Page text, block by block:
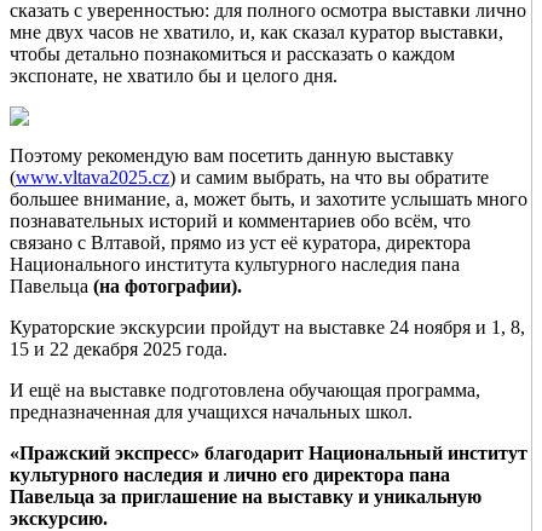
сказать с уверенностью: для полного осмотра выставки лично
мне двух часов не хватило, и, как сказал куратор выставки,
чтобы детально познакомиться и рассказать о каждом
экспонате, не хватило бы и целого дня.
Поэтому рекомендую вам посетить данную выставку
(www.vltava2025.cz) и самим выбрать, на что вы обратите
большее внимание, а, может быть, и захотите услышать много
познавательных историй и комментариев обо всём, что
связано с Влтавой, прямо из уст её куратора, директора
Национального института культурного наследия пана
Павельца (на фотографии).
Кураторские экскурсии пройдут на выставке 24 ноября и 1, 8,
15 и 22 декабря 2025 года.
И ещё на выставке подготовлена обучающая программа,
предназначенная для учащихся начальных школ.
«Пражский экспресс» благодарит Национальный институт
культурного наследия и лично его директора пана
Павельца за приглашение на выставку и уникальную
экскурсию.